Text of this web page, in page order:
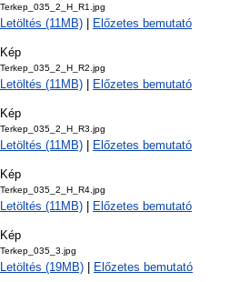
Terkep_035_2_H_R1.jpg
Letöltés (11MB) Előzetes bemutató
Kép
Terkep_035_2_H_R2.jpg
Letöltés (11MB) Előzetes bemutató
Kép
Terkep_035_2_H_R3.jpg
Letöltés (11MB) Előzetes bemutató
Kép
Terkep_035_2_H_R4.jpg
Letöltés (11MB) Előzetes bemutató
Kép
Terkep_035_3.jpg
Letöltés (19MB) Előzetes bemutató